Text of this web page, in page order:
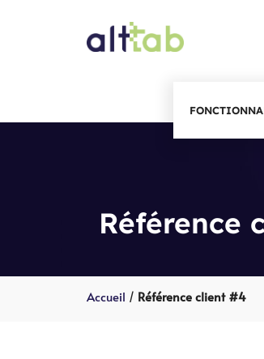
Référence
Accueil / Référence client #4